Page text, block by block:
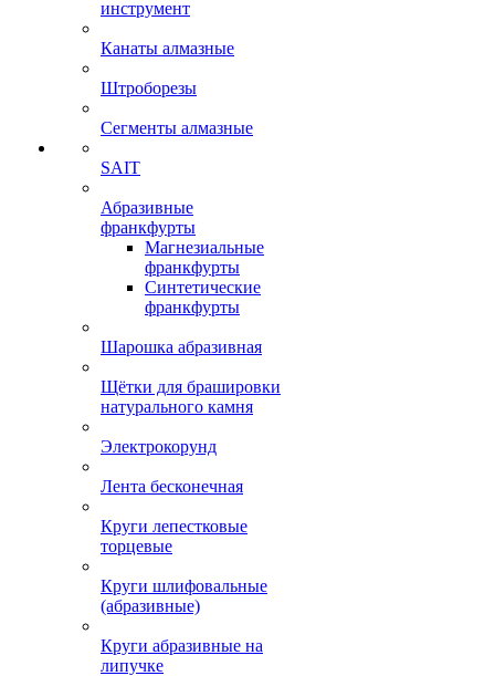
инструмент
Канаты алмазные
Штроборезы
Сегменты алмазные
SAIT
Абразивные
франкфурты
Магнезиальные
франкфурты
Синтетические
франкфурты
Шарошка абразивная
Щётки для брашировки
натурального камня
Электрокорунд
Лента бесконечная
Круги лепестковые
торцевые
Круги шлифовальные
(абразивные)
Круги абразивные на
липучке